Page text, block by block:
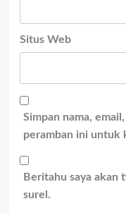
Situs Web
Simpan nama,
peramban ini untuk
Beritahu saya akan
surel.